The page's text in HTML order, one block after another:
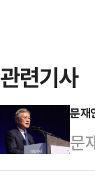
관련기사
문재
문
검